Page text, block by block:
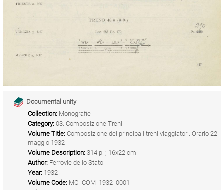
Documental unity
Collection: Monografie
Category: 03. Composizione Treni
Volume Title: Composizione dei principali treni viaggiatori. Orario 22
maggio 1932
Volume Description: 314 p. ; 16x22 cm
Author: Ferrovie dello Stato
Year: 1932
Volume Code: MO_COM_1932_0001